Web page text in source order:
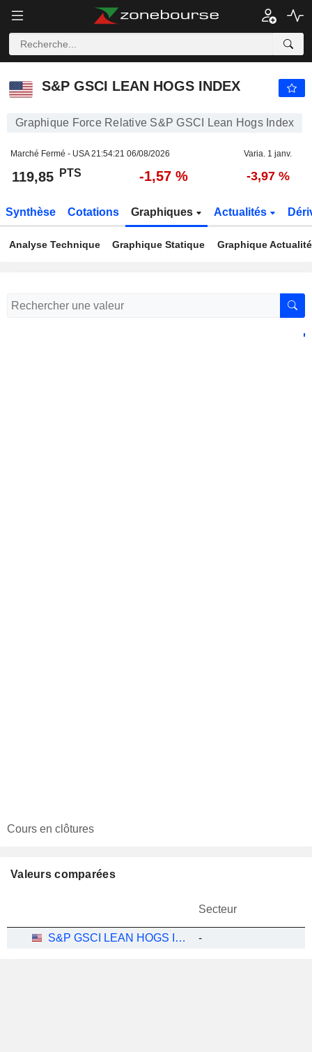
S&P GSCI LEAN HOGS INDEX
Graphique Force Relative S&P GSCI Lean Hogs Index
Marché Fermé - USA21:54:21 06/08/2026 Varia. 1 janv.
119,85 PTS -1,57 % -3,97 %
Synthèse Cotations Graphiques Actualités
Analyse Technique Graphique Statique Graphique
Cours en clôtures
Valeurs comparées
Secteur
S&P GSCI LEAN HOGS INDEX -